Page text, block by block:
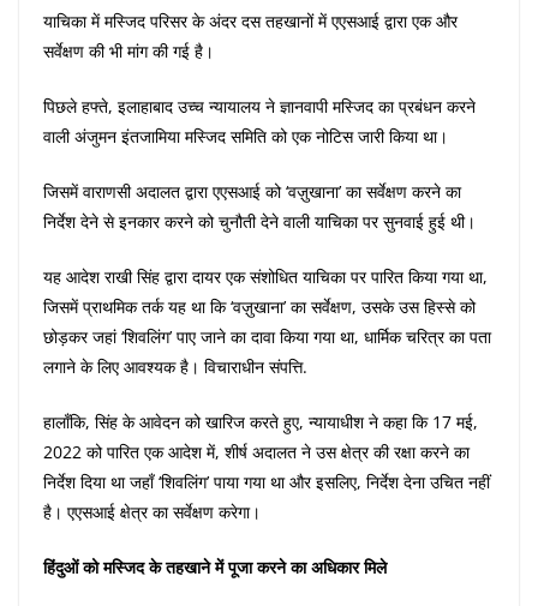
याचिका में मस्जिद परिसर के अंदर दस तहखानों में एएसआई द्वारा एक और
सर्वेक्षण की भी मांग की गई है।
पिछले हफ्ते, इलाहाबाद उच्च न्यायालय ने ज्ञानवापी मस्जिद का प्रबंधन करने
वाली अंजुमन इंतजामिया मस्जिद समिति को एक नोटिस जारी किया था।
जिसमें वाराणसी अदालत द्वारा एएसआई को ‘वज़ुखाना’ का सर्वेक्षण करने का
निर्देश देने से इनकार करने को चुनौती देने वाली याचिका पर सुनवाई हुई थी।
यह आदेश राखी सिंह द्वारा दायर एक संशोधित याचिका पर पारित किया गया था,
जिसमें प्राथमिक तर्क यह था कि ‘वज़ुखाना’ का सर्वेक्षण, उसके उस हिस्से को
छोड़कर जहां ‘शिवलिंग’ पाए जाने का दावा किया गया था, धार्मिक चरित्र का पता
लगाने के लिए आवश्यक है। विचाराधीन संपत्ति.
हालाँकि, सिंह के आवेदन को खारिज करते हुए, न्यायाधीश ने कहा कि 17 मई,
2022 को पारित एक आदेश में, शीर्ष अदालत ने उस क्षेत्र की रक्षा करने का
निर्देश दिया था जहाँ ‘शिवलिंग’ पाया गया था और इसलिए, निर्देश देना उचित नहीं
है। एएसआई क्षेत्र का सर्वेक्षण करेगा।
हिंदुओं को मस्जिद के तहखाने में पूजा करने का अधिकार मिले